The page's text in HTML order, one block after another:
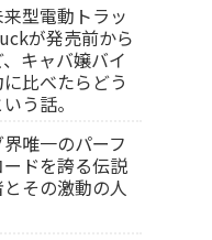
型電動トラッ
が発売前から
キャバ嬢バイ
比べたらどう
う話。
唯一のパーフ
ドを誇る伝説
その激動の人